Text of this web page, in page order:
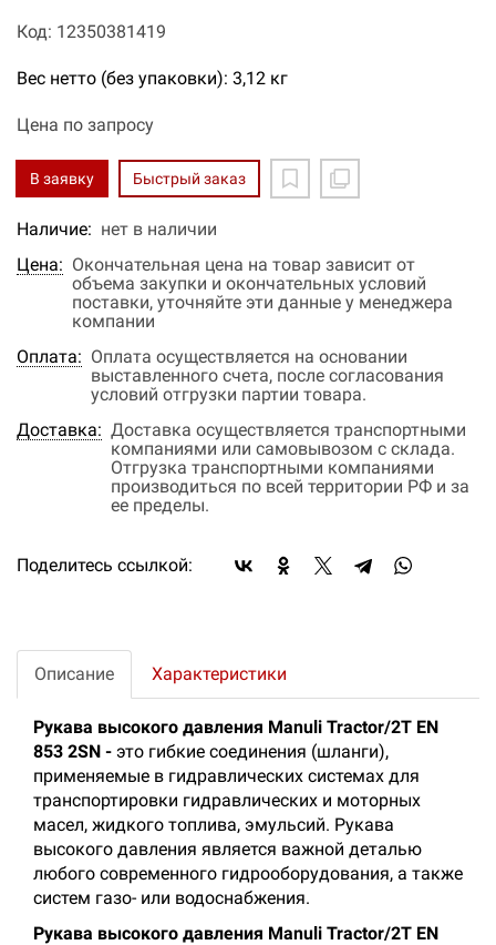
Код: 12350381419
Вес нетто (без упаковки): 3,12 кг
Цена по запросу
В заявку Быстрый заказ
Наличие: нет в наличии
Цена: Окончательная цена на товар зависит от
объема закупки и окончательных условий
поставки, уточняйте эти данные у менеджера
компании
Оплата: Оплата осуществляется на основании
выставленного счета, после согласования
условий отгрузки партии товара.
Доставка: Доставка осуществляется транспортными
компаниями или самовывозом с склада.
Отгрузка транспортными компаниями
производиться по всей территории РФ и за
ее пределы.
Поделитесь ссылкой:
Описание Характеристики
Рукава высокого давления Manuli Tractor/2T EN
853 2SN - это гибкие соединения (шланги),
применяемые в гидравлических системах для
транспортировки гидравлических и моторных
масел, жидкого топлива, эмульсий. Рукава
высокого давления является важной деталью
любого современного гидрооборудования, а также
систем газо- или водоснабжения.
Рукава высокого давления Manuli Tractor/2T EN